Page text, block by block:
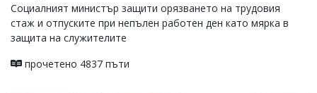
Социалният министър защити орязването на трудовия
стаж и отпуските при непълен работен ден като мярка в
защита на служителите
прочетено 4837 пъти